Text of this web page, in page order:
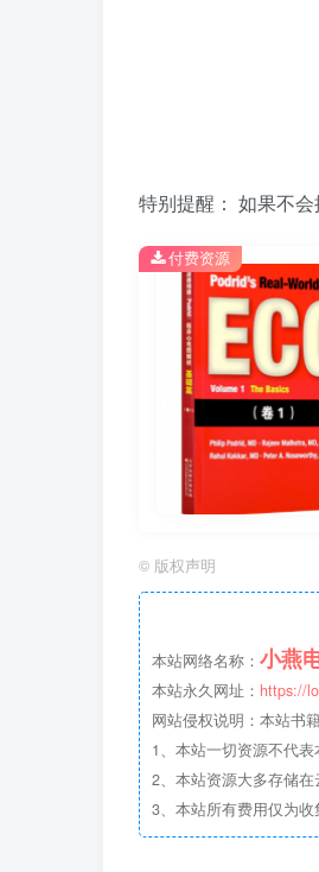
特别提醒： 如果不
付费资源
© 版权声明
本站网络名称： 小燕
本站永久网址： https://
网站侵权说明：本站书
1、本站一切资源不代
2、本站资源大多存储在
3、本站所有费用仅为